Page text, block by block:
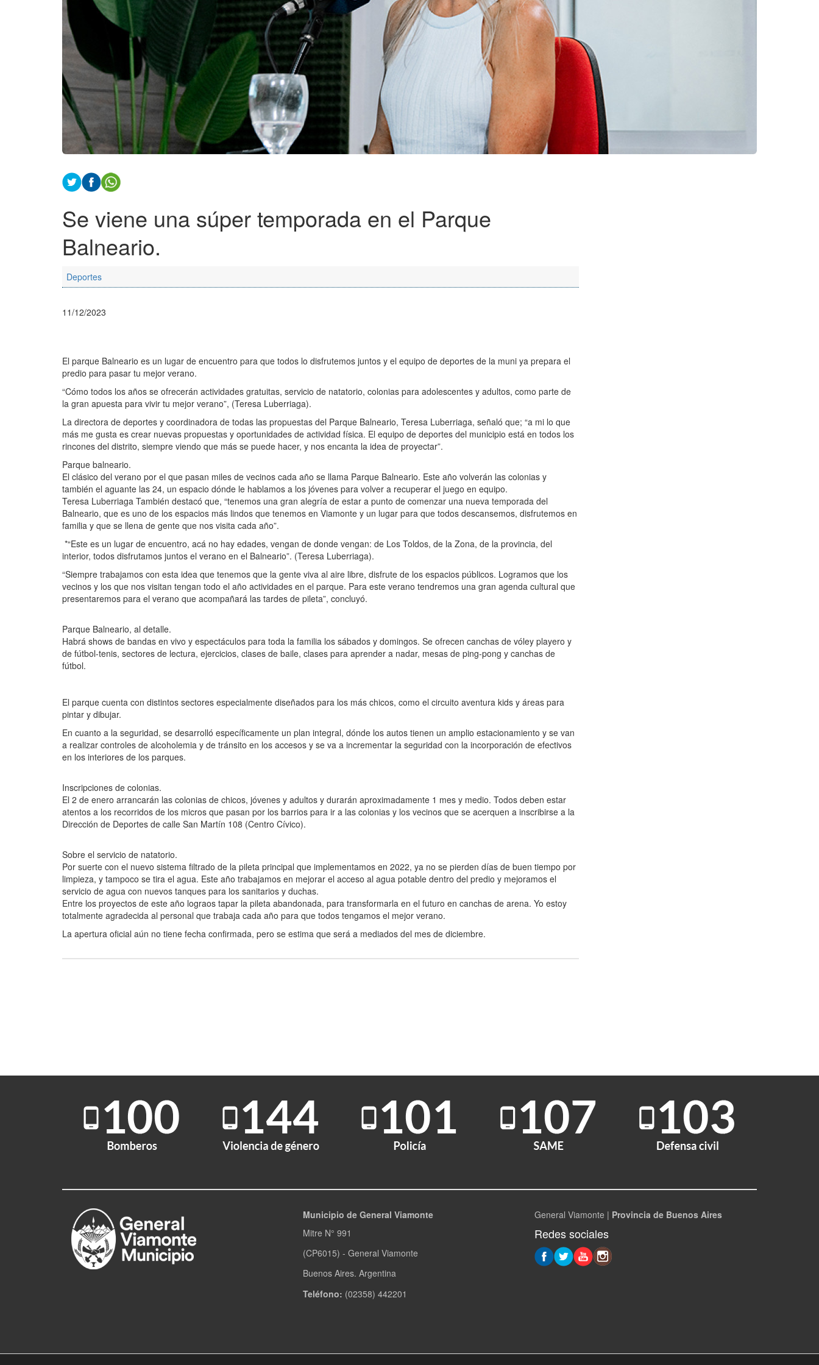
Se viene una súper temporada en el Parque
Balneario.
Deportes
11/12/2023
El parque Balneario es un lugar de encuentro para que todos lo disfrutemos juntos y el equipo de deportes de la muni ya prepara el
predio para pasar tu mejor verano.
“Cómo todos los años se ofrecerán actividades gratuitas, servicio de natatorio, colonias para adolescentes y adultos, como parte de
la gran apuesta para vivir tu mejor verano”, (Teresa Luberriaga).
La directora de deportes y coordinadora de todas las propuestas del Parque Balneario, Teresa Luberriaga, señaló que; “a mi lo que
más me gusta es crear nuevas propuestas y oportunidades de actividad física. El equipo de deportes del municipio está en todos los
rincones del distrito, siempre viendo que más se puede hacer, y nos encanta la idea de proyectar”.
Parque balneario.
El clásico del verano por el que pasan miles de vecinos cada año se llama Parque Balneario. Este año volverán las colonias y
también el aguante las 24, un espacio dónde le hablamos a los jóvenes para volver a recuperar el juego en equipo.
Teresa Luberriaga También destacó que, “tenemos una gran alegría de estar a punto de comenzar una nueva temporada del
Balneario, que es uno de los espacios más lindos que tenemos en Viamonte y un lugar para que todos descansemos, disfrutemos en
familia y que se llena de gente que nos visita cada año”.
*“Este es un lugar de encuentro, acá no hay edades, vengan de donde vengan: de Los Toldos, de la Zona, de la provincia, del
interior, todos disfrutamos juntos el verano en el Balneario”. (Teresa Luberriaga).
“Siempre trabajamos con esta idea que tenemos que la gente viva al aire libre, disfrute de los espacios públicos. Logramos que los
vecinos y los que nos visitan tengan todo el año actividades en el parque. Para este verano tendremos una gran agenda cultural que
presentaremos para el verano que acompañará las tardes de pileta”, concluyó.
Parque Balneario, al detalle.
Habrá shows de bandas en vivo y espectáculos para toda la familia los sábados y domingos. Se ofrecen canchas de vóley playero y
de fútbol-tenis, sectores de lectura, ejercicios, clases de baile, clases para aprender a nadar, mesas de ping-pong y canchas de
fútbol.
El parque cuenta con distintos sectores especialmente diseñados para los más chicos, como el circuito aventura kids y áreas para
pintar y dibujar.
En cuanto a la seguridad, se desarrolló específicamente un plan integral, dónde los autos tienen un amplio estacionamiento y se van
a realizar controles de alcoholemia y de tránsito en los accesos y se va a incrementar la seguridad con la incorporación de efectivos
en los interiores de los parques.
Inscripciones de colonias.
El 2 de enero arrancarán las colonias de chicos, jóvenes y adultos y durarán aproximadamente 1 mes y medio. Todos deben estar
atentos a los recorridos de los micros que pasan por los barrios para ir a las colonias y los vecinos que se acerquen a inscribirse a la
Dirección de Deportes de calle San Martín 108 (Centro Cívico).
Sobre el servicio de natatorio.
Por suerte con el nuevo sistema filtrado de la pileta principal que implementamos en 2022, ya no se pierden días de buen tiempo por
limpieza, y tampoco se tira el agua. Este año trabajamos en mejorar el acceso al agua potable dentro del predio y mejoramos el
servicio de agua con nuevos tanques para los sanitarios y duchas.
Entre los proyectos de este año lograos tapar la pileta abandonada, para transformarla en el futuro en canchas de arena. Yo estoy
totalmente agradecida al personal que trabaja cada año para que todos tengamos el mejor verano.
La apertura oficial aún no tiene fecha confirmada, pero se estima que será a mediados del mes de diciembre.
Municipio de General Viamonte
Mitre N° 991
(CP6015) - General Viamonte
Buenos Aires. Argentina
Teléfono: (02358) 442201
General Viamonte | Provincia de Buenos Aires
Redes sociales